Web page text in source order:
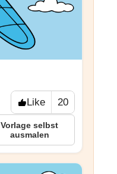
Like 20
Vorlage selbst
ausmalen